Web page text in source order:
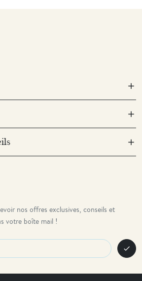
nos offres exclusives, conseils et
votre boîte mail !
check